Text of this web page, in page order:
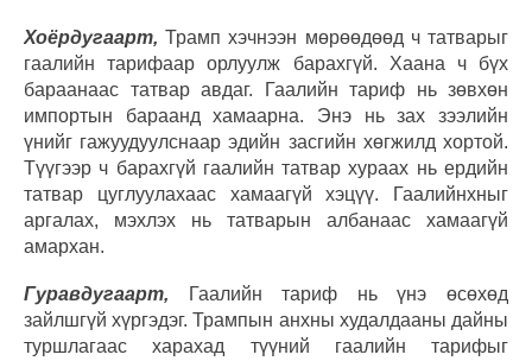
Хоёрдугаарт,Трамп хэчнээн мөрөөдөөд ч татварыг
гаалийн тарифаар орлуулж барахгүй. Хаана ч бүх
бараанаас татвар авдаг. Гаалийн тариф нь зөвхөн
импортын бараанд хамаарна. Энэ нь зах зээлийн
үнийг гажуудуулснаар эдийн засгийн хөгжилд хортой.
Түүгээр ч барахгүй гаалийн татвар хураах нь ердийн
татвар цуглуулахаас хамаагүй хэцүү. Гаалийнхныг
аргалах, мэхлэх нь татварын албанаас хамаагүй
амархан.
Гуравдугаарт, Гаалийн тариф нь үнэ өсөхөд
зайлшгүй хүргэдэг. Трампын анхны худалдааны дайны
туршлагаас харахад түүний гаалийн тарифыг